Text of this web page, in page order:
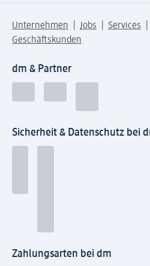
Unternehmen Jobs Services
Geschäftskunden
dm & Partner
Sicherheit & Datenschutz bei
Zahlungsarten bei dm